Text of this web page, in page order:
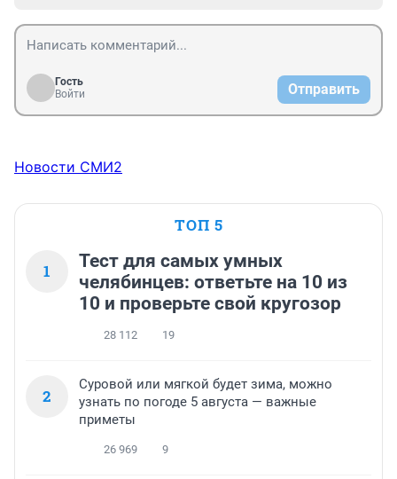
Гость
Войти
Отправить
Новости СМИ2
ТОП 5
1
Тест для самых умных
челябинцев: ответьте на 10 из
10 и проверьте свой кругозор
28 112 19
2
Суровой или мягкой будет зима, можно
узнать по погоде 5 августа — важные
приметы
26 969 9